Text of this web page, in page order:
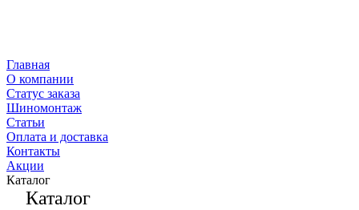
Главная
О компании
Статус заказа
Шиномонтаж
Статьи
Оплата и доставка
Контакты
Акции
Каталог
Каталог